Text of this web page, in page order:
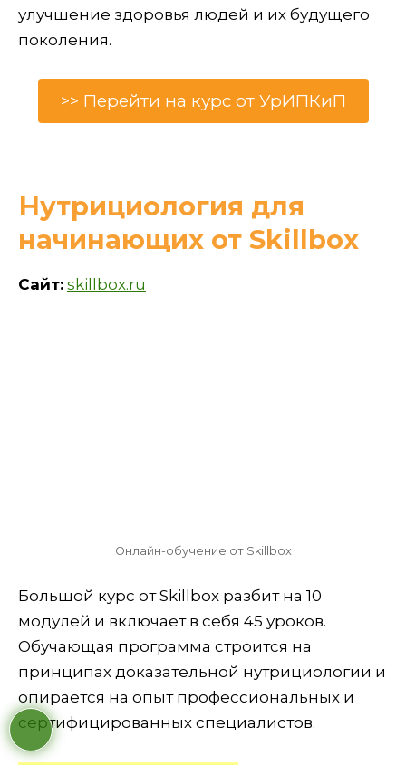
улучшение здоровья людей и их будущего
поколения.
>> Перейти на курс от УрИПКиП
Нутрициология для
начинающих от Skillbox
Сайт: skillbox.ru
Онлайн-обучение от Skillbox
Большой курс от Skillbox разбит на 10
модулей и включает в себя 45 уроков.
Обучающая программа строится на
принципах доказательной нутрициологии и
опирается на опыт профессиональных и
сертифицированных специалистов.